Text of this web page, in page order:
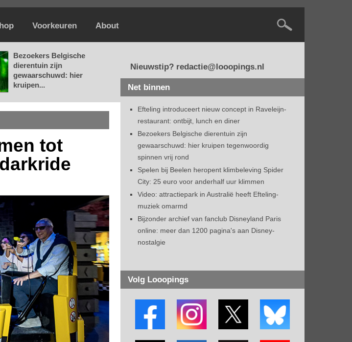
Voorkeuren About
Bezoekers Belgische
dierentuin zijn
gewaarschuwd: hier
kruipen...
tot
Nieuwstip? redactie@looopings.nl
Net binnen
Efteling introduceert nieuw concept in Raveleijn-
restaurant: ontbijt, lunch en diner
Bezoekers Belgische dierentuin zijn
gewaarschuwd: hier kruipen tegenwoordig
spinnen vrij rond
Spelen bij Beelen heropent klimbeleving Spider
City: 25 euro voor anderhalf uur klimmen
Video: attractiepark in Australië heeft Efteling-
muziek omarmd
Bijzonder archief van fanclub Disneyland Paris
online: meer dan 1200 pagina's aan Disney-
nostalgie
Volg Looopings